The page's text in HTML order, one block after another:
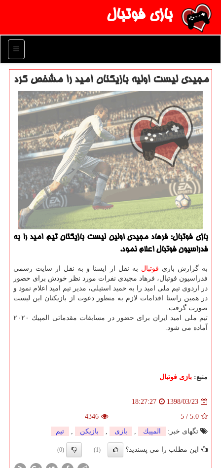
بازی فوتبال
منو
مجیدی لیست اولیه بازیكنان امید را مشخص كرد
بازی فوتبال: فرهاد مجیدی اولین لیست بازیكنان تیم امید را به
فدراسیون فوتبال اعلام نمود.
به گزارش بازی فوتبال به نقل از ایسنا و به نقل از سایت رسمی
فدراسیون فوتبال، فرهاد مجیدی نفرات مورد نظر خودش برای حضور
در اردوی تیم ملی امید را به حمید استیلی، مدیر تیم امید اعلام نمود و
در همین راستا اقدامات لازم به منظور دعوت از بازیكنان این لیست
صورت گرفت.
تیم ملی امید ایران برای حضور در مسابقات مقدماتی المپیك ۲۰۲۰
آماده می شود.
منبع: بازی فوتبال
1398/03/23
18:27:27
5.0
/
5
4346
تگهای خبر:
المپیك , بازی , بازیكن , تیم
این مطلب را می پسندید؟ (1)
(0)